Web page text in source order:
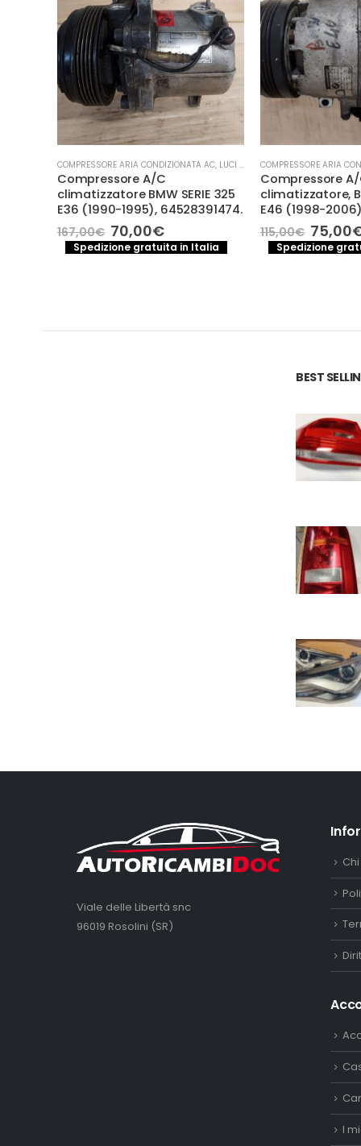
COMPRESSORE ARIA CONDIZIONATA AC, LUCI E PARTI ELETTRICHE
Compressore A/C
climatizzatore BMW SERIE 325
E36 (1990-1995), 64528391474.
167,00€ Il
prezzo
originale
70,00€Il
prezzo
attuale
Spedizione gratuita in Italia
COMPRESSORE ARIA
Compressore A/
climatizzatore,
E46 (1998-2006),
115,00€ Il
prezzo
originale
75,00€Il
Spedizione
BEST
Viale delle Libertà snc
96019 Rosolini (SR)
I